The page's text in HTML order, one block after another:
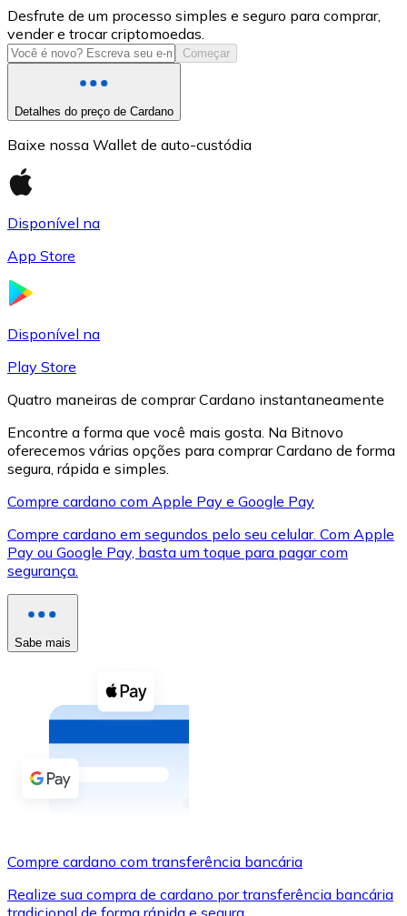
USD Coin
USDC
XRP
XRP
Ver tudo
Cupons cripto
Compre criptomoedas com dinheiro e outros
Comprar com dinheiro
Transferência SEPA
Use cartões Visa e Mastercard para comprar
Desfrute de um processo simples e seguro para comprar,
vender e trocar criptomoedas.
Começar
Detalhes do preço de Cardano
Baixe nossa Wallet de auto-custódia
Disponível na
App Store
Disponível na
Play Store
Quatro maneiras de comprar Cardano instantaneamente
Encontre a forma que você mais gosta. Na Bitnovo
oferecemos várias opções para comprar Cardano de forma
segura, rápida e simples.
Compre cardano com Apple Pay e Google Pay
Compre cardano em segundos pelo seu celular. Com Apple
Pay ou Google Pay, basta um toque para pagar com
segurança.
Sabe mais
Compre cardano com transferência bancária
Realize sua compra de cardano por transferência bancária
tradicional de forma rápida e segura.